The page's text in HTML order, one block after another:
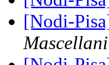
[Nodi-
Mascellani